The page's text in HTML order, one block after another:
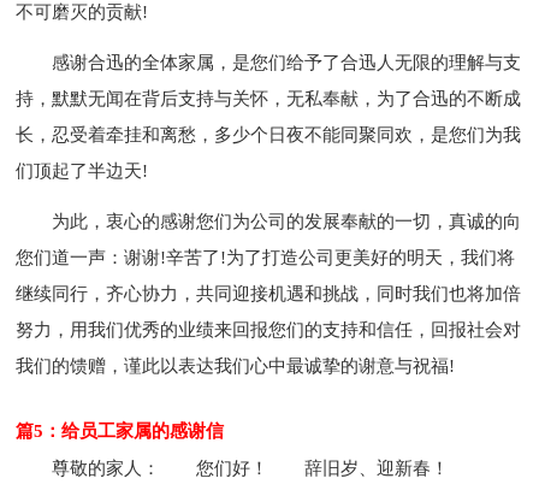
不可磨灭的贡献!
感谢合迅的全体家属，是您们给予了合迅人无限的理解与支
持，默默无闻在背后支持与关怀，无私奉献，为了合迅的不断成
长，忍受着牵挂和离愁，多少个日夜不能同聚同欢，是您们为我
们顶起了半边天!
为此，衷心的感谢您们为公司的发展奉献的一切，真诚的向
您们道一声：谢谢!辛苦了!为了打造公司更美好的明天，我们将
继续同行，齐心协力，共同迎接机遇和挑战，同时我们也将加倍
努力，用我们优秀的业绩来回报您们的支持和信任，回报社会对
我们的馈赠，谨此以表达我们心中最诚挚的谢意与祝福!
篇5：给员工家属的感谢信
尊敬的家人：
您们好！ 辞旧岁、迎新春！